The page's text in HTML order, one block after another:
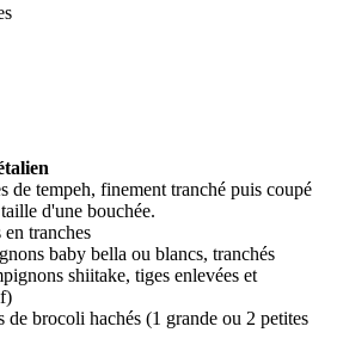
de tempeh, finement tranché puis coupé
d'une bouchée.
tranches
baby bella ou blancs, tranchés
shiitake, tiges enlevées et
de brocoli hachés (1 grande ou 2 petites